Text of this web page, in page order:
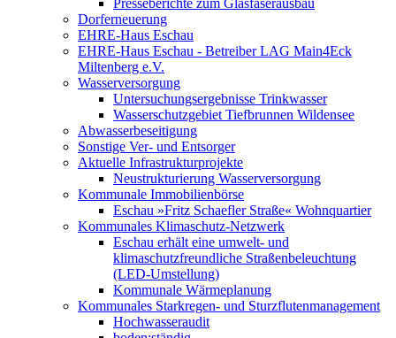
Presseberichte zum Glasfaserausbau
Dorferneuerung
EHRE-Haus Eschau
EHRE-Haus Eschau - Betreiber LAG Main4Eck
Miltenberg e.V.
Wasserversorgung
Untersuchungsergebnisse Trinkwasser
Wasserschutzgebiet Tiefbrunnen Wildensee
Abwasserbeseitigung
Sonstige Ver- und Entsorger
Aktuelle Infrastrukturprojekte
Neustrukturierung Wasserversorgung
Kommunale Immobilienbörse
Eschau »Fritz Schaefler Straße« Wohnquartier
Kommunales Klimaschutz-Netzwerk
Eschau erhält eine umwelt- und
klimaschutzfreundliche Straßenbeleuchtung
(LED-Umstellung)
Kommunale Wärmeplanung
Kommunales Starkregen- und Sturzflutenmanagement
Hochwasseraudit